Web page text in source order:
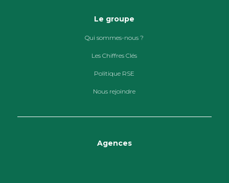
Le groupe
Qui sommes-nous ?
Les Chiffres Clés
Politique RSE
Nous rejoindre
Agences